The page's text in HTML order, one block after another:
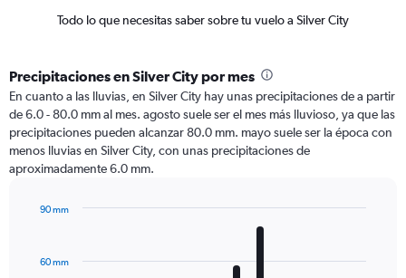
Todo lo que necesitas saber sobre tu vuelo a Silver City
Precipitaciones en Silver City por mes
En cuanto a las lluvias, en Silver City hay unas precipitaciones de a partir
de 6.0 - 80.0 mm al mes. agosto suele ser el mes más lluvioso, ya que las
precipitaciones pueden alcanzar 80.0 mm. mayo suele ser la época con
menos lluvias en Silver City, con unas precipitaciones de
aproximadamente 6.0 mm.
with
12
60 mm
90 mm